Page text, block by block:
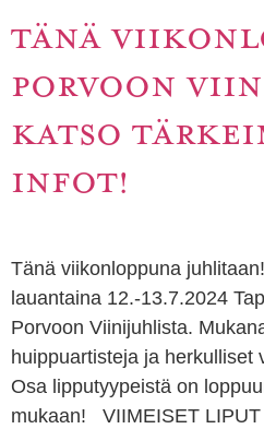
TÄNÄ
PORVOON
KATSO
INFOT!
Tänä viikonloppuna
lauantaina 12.-13.7.2024
Porvoon Viinijuhlista.
huippuartisteja ja herkulliset
Osa lipputyypeistä on
mukaan! VIIMEISET